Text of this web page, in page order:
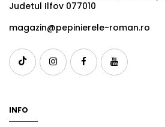
Judetul Ilfov 077010
magazin@pepinierele-roman.ro
INFO